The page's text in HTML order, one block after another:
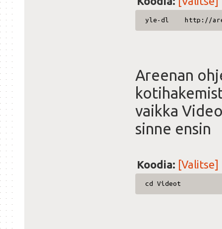
yle-dl http://
Areenan
vaikka
sinne ensin
Koodia: [Valitse]
cd Videot